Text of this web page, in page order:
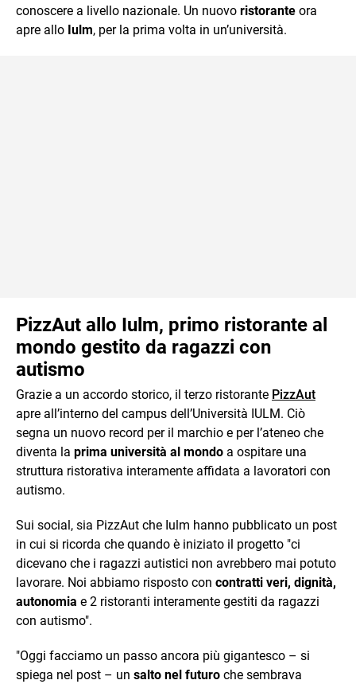
conoscere a livello nazionale. Un nuovo ristorante ora
apre allo Iulm, per la prima volta in un’università.
PizzAut allo Iulm, primo ristorante al
mondo gestito da ragazzi con
autismo
Grazie a un accordo storico, il terzo ristorante PizzAut
apre all’interno del campus dell’Università IULM. Ciò
segna un nuovo record per il marchio e per l’ateneo che
diventa la prima università al mondo a ospitare una
struttura ristorativa interamente affidata a lavoratori con
autismo.
Sui social, sia PizzAut che Iulm hanno pubblicato un post
in cui si ricorda che quando è iniziato il progetto "ci
dicevano che i ragazzi autistici non avrebbero mai potuto
lavorare. Noi abbiamo risposto con contratti veri, dignità,
autonomia e 2 ristoranti interamente gestiti da ragazzi
con autismo".
"Oggi facciamo un passo ancora più gigantesco – si
spiega nel post – un salto nel futuro che sembrava